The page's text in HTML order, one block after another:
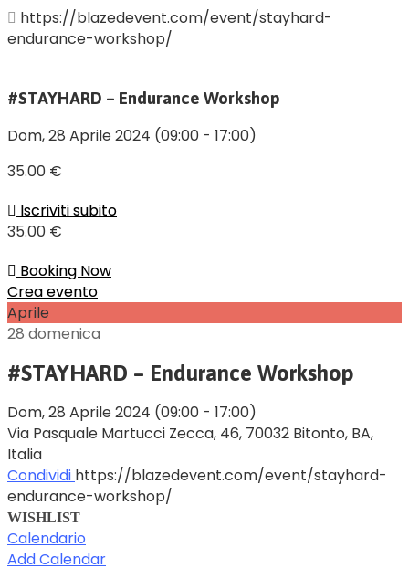
https://blazedevent.com/event/stayhard-
endurance-workshop/
#STAYHARD – Endurance Workshop
Dom, 28 Aprile 2024 (09:00 - 17:00)
35.00 €
Iscriviti subito
35.00 €
Booking Now
Crea evento
Aprile
28 domenica
#STAYHARD – Endurance Workshop
Dom, 28 Aprile 2024 (09:00 - 17:00)
Via Pasquale Martucci Zecca, 46, 70032 Bitonto, BA,
Italia
Condividi https://blazedevent.com/event/stayhard-
endurance-workshop/
WISHLIST
Calendario
Add Calendar